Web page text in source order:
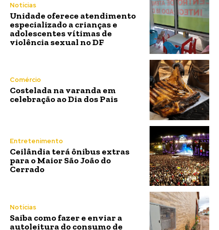
Notícias
Unidade oferece atendimento
especializado a crianças e
adolescentes vítimas de
violência sexual no DF
Comércio
Costelada na varanda em
celebração ao Dia dos Pais
Entretenimento
Ceilândia terá ônibus extras
para o Maior São João do
Cerrado
Notícias
Saiba como fazer e enviar a
autoleitura do consumo de